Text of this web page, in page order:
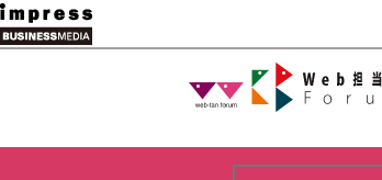
メ
イ